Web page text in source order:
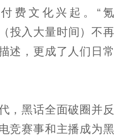
费文化兴起。“氪
投入大量时间）不再
述，更成了人们日常
，黑话全面破圈并反
竞赛事和主播成为黑